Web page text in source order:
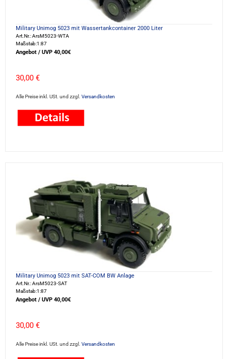
Military Unimog 5023 mit Wassertankcontainer 2000 Liter
Art.Nr.: ArsM5023-WTA
Maßstab:1:87
Angebot / UVP 40,00€
30,00 €
Alle Preise inkl. USt. und zzgl. Versandkosten
Military Unimog 5023 mit SAT-COM BW Anlage
Art.Nr.: ArsM5023-SAT
Maßstab:1:87
Angebot / UVP 40,00€
30,00 €
Alle Preise inkl. USt. und zzgl. Versandkosten